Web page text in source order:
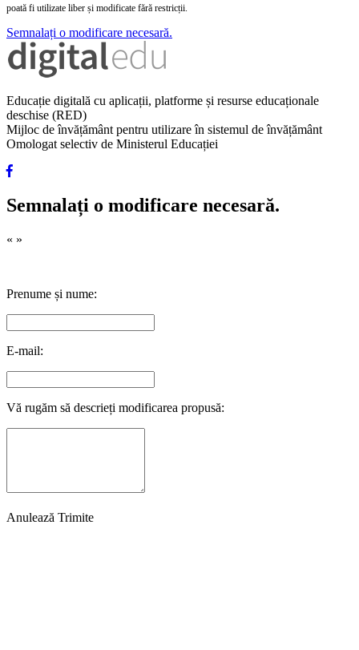
poată fi utilizate liber și modificate fără restricții.
Semnalați o modificare necesară.
Educație digitală cu aplicații, platforme și resurse educaționale
deschise (RED)
Mijloc de învățământ pentru utilizare în sistemul de învățământ
Omologat selectiv de Ministerul Educației
Semnalați o modificare necesară.
« »
Prenume și nume:
E-mail:
Vă rugăm să descrieți modificarea propusă:
Anulează Trimite